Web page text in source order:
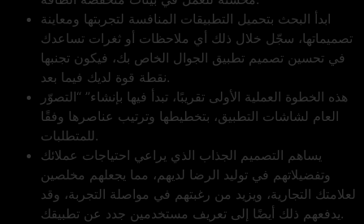
ابدأ البحث بتحميل التطبيقات المنافسة لتجربتها ومعاينة
تصميماتها، سجّل خلال ذلك أي ملاحظات أو ثغرات تساعدك
في تحسين تصميم تطبيق الجوال الخاص بك، فيكون تجنبها
نقطة قوة لديك فيما بعد.
هذه الخطوة العملية الأولى تقريبًا، تبدأ فيها بإنشاء” “التصوّر
العام لشاشات التطبيق، بتخطيطها وترتيب عناصرها وفقًا
للمتطلبات.
يساهم التصميم الجذاب الذي يراعي احتياجات عملائك
وتفضيلاتهم في توليد الرضا لديهم، مما يجعلهم مخلصين
لعلامتك التجارية، ويزيد من رغبتهم في مواصلة التجربة، وقد
يدفعهم ذلك أيضًا إلى تعريف مستخدمين جدد عن تطبيقك.